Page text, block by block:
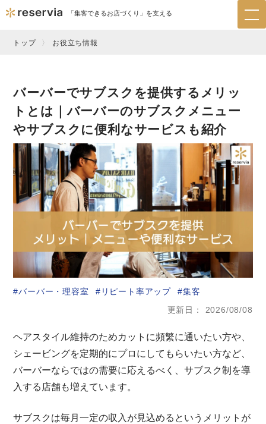
「集客できるお店づくり」を支える
トップ お役立ち情報
バーバーでサブスクを提供するメリッ
トとは｜バーバーのサブスクメニュー
やサブスクに便利なサービスも紹介
バーバー・理容室 リピート率アップ
集客
更新日
2026/08/08
ヘアスタイル維持のためカットに頻繁に通いたい方や、
シェービングを定期的にプロにしてもらいたい方など、
バーバーならではの需要に応えるべく、サブスク制を導
入する店舗も増えています。
サブスクは毎月一定の収入が見込めるというメリットが